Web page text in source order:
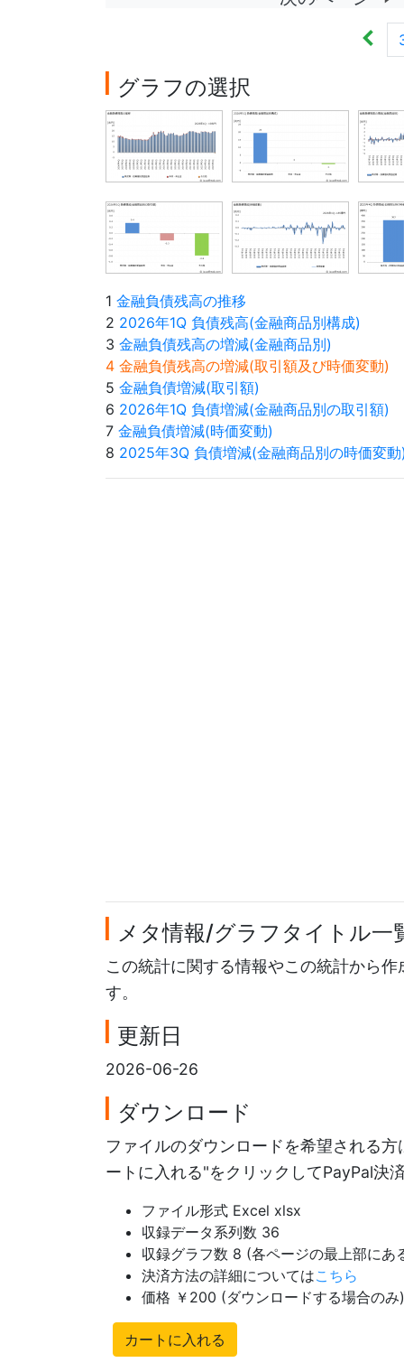
グラフの選択
1 金融負債残高の推移
2 2026年1Q 負債残高(金融商品別構成)
3 金融負債残高の増減(金融商品別)
4 金融負債残高の増減(取引額及び時価変動)
5 金融負債増減(取引額)
6 2026年1Q 負債増減(金融商品別の取引額)
7 金融負債増減(時価変動)
8 2025年3Q 負債増減(金融商品別の時価変
メタ情報/グラフタイトル一
この統計に関する情報やこの統計から
す。
更新日
2026-06-26
ダウンロード
ファイルのダウンロードを希望される
ートに入れる"をクリックしてPayPal決
ファイル形式 Excel xlsx
収録データ系列数 36
収録グラフ数 8 (各ページの最上部に
決済方法の詳細についてはこちら
価格 ￥200 (ダウンロードする場合のみ)
カートに入れる